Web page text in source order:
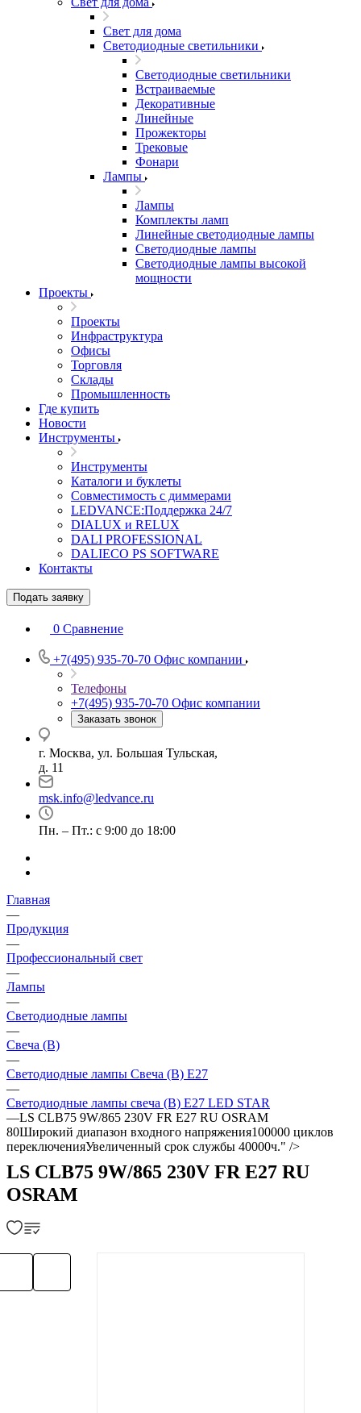
Свет для дома
Светодиодные светильники
Светодиодные светильники
Встраиваемые
Декоративные
Линейные
Прожекторы
Трековые
Фонари
Лампы
Лампы
Комплекты ламп
Линейные светодиодные лампы
Светодиодные лампы
Светодиодные лампы высокой
мощности
Проекты
Проекты
Инфраструктура
Офисы
Торговля
Склады
Промышленность
Где купить
Новости
Инструменты
Инструменты
Каталоги и буклеты
Совместимость с диммерами
LEDVANCE:Поддержка 24/7
DIALUX и RELUX
DALI PROFESSIONAL
DALIECO PS SOFTWARE
Контакты
Подать заявку
0 Сравнение
+7(495) 935-70-70 Офис компании
Телефоны
+7(495) 935-70-70 Офис компании
Заказать звонок
г. Москва, ул. Большая Тульская,
д. 11
msk.info@ledvance.ru
Пн. – Пт.: с 9:00 до 18:00
Главная
—
Продукция
—
Профессиональный свет
—
Лампы
—
Светодиодные лампы
—
Свеча (В)
—
Светодиодные лампы Свеча (В) Е27
—
Светодиодные лампы свеча (В) Е27 LED STAR
—LS CLB75 9W/865 230V FR E27 RU OSRAM
80Широкий диапазон входного напряжения100000 циклов
переключенияУвеличенный срок службы 40000ч." />
LS CLB75 9W/865 230V FR E27 RU
OSRAM